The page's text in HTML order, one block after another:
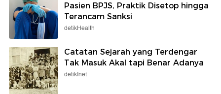
Pasien BPJS, Praktik Disetop hingga
Terancam Sanksi
detikHealth
Catatan Sejarah yang Terdengar
Tak Masuk Akal tapi Benar Adanya
detikInet